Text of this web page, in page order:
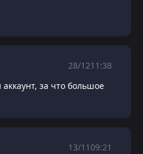
28/1211:38
за что большое
13/1109:21